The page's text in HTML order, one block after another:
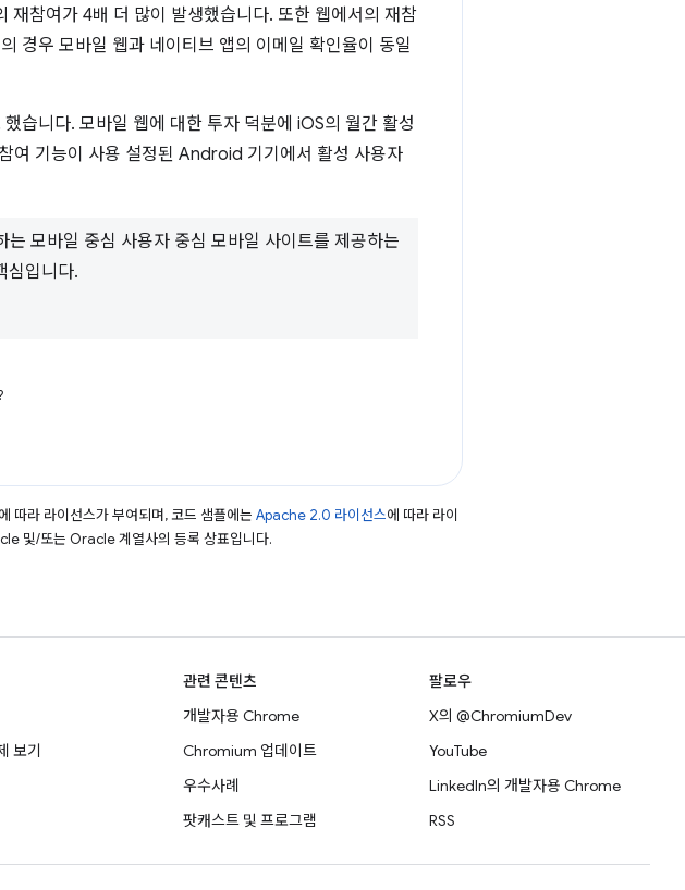
재참여가 4배 더 많이 발생했습니다. 또한 웹에서의 재참
경우 모바일 웹과 네이티브 앱의 이메일 확인율이 동일
습니다. 모바일 웹에 대한 투자 덕분에 iOS의 월간 활성
여 기능이 사용 설정된 Android 기기에서 활성 사용자
모바일 중심 사용자 중심 모바일 사이트를 제공하는
심입니다.
에 따라 라이선스가 부여되며, 코드 샘플에는 Apache 2.0 라이선스에 따라 라이
및/또는 Oracle 계열사의 등록 상표입니다.
보기
관련 콘텐츠
개발자용 Chrome
Chromium 업데이트
우수사례
팟캐스트 및 프로그램
팔로우
X의 @ChromiumDev
YouTube
LinkedIn의 개발자용 Chrome
RSS